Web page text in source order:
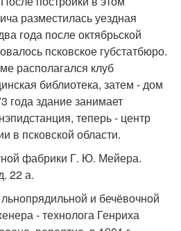
разместилась уездная
года после октябрьской
псковское губстатбюро.
располагался клуб
библиотека, затем - дом
года здание занимает
теперь - центр
в псковской области.
фабрики Г. Ю. Мейера.
22 а.
и бечёвочной
- технолога Генриха